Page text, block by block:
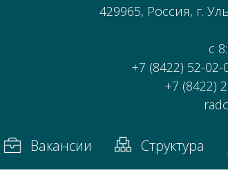
429965, Россия, г.
с
+7 (8422) 52-
+7 (8422)
Вакансии Структура